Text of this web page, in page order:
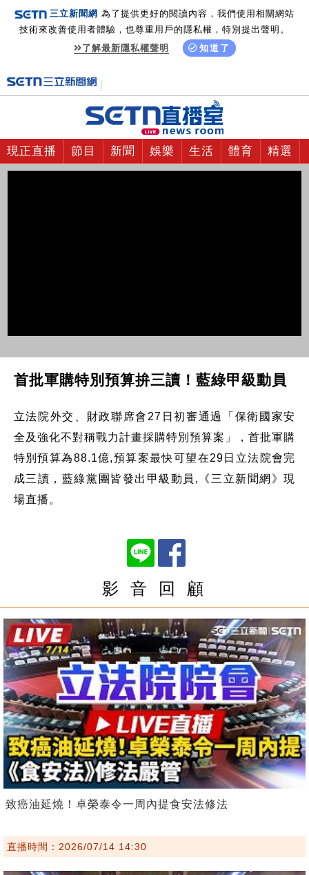
三立新聞網 為了提供更好的閱讀內容，我們使用相關網站
技術來改善使用者體驗，也尊重用戶的隱私權，特別提出聲明。
了解最新隱私權聲明
知道了
現正直播 節目 新聞 娛樂 生活 體育 精選
首批軍購特別預算拚三讀！藍綠甲級動員
立法院外交、財政聯席會27日初審通過「保衛國家安
全及強化不對稱戰力計畫採購特別預算案」，首批軍購
特別預算為88.1億,預算案最快可望在29日立法院會完
成三讀，藍綠黨團皆發出甲級動員,《三立新聞網》現
場直播。
影 音 回 顧
致癌油延燒！卓榮泰令一周內提食安法修法
直播時間：2026/07/14 14:30